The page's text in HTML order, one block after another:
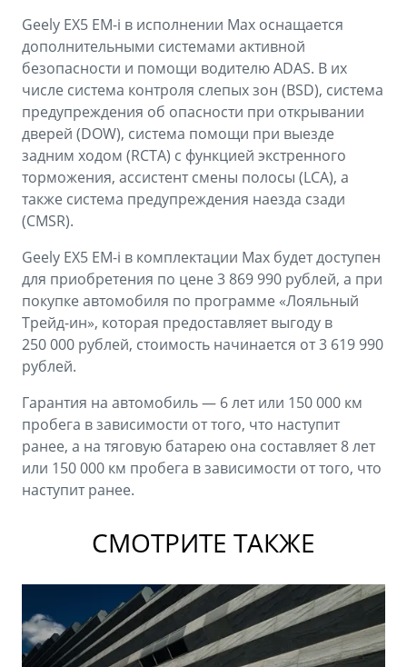
Geely EX5 EM-i в исполнении Max оснащается
дополнительными системами активной
безопасности и помощи водителю ADAS. В их
числе система контроля слепых зон (BSD), система
предупреждения об опасности при открывании
дверей (DOW), система помощи при выезде
задним ходом (RCTA) с функцией экстренного
торможения, ассистент смены полосы (LCA), а
также система предупреждения наезда сзади
(CMSR).
Geely EX5 EM-i в комплектации Max будет доступен
для приобретения по цене 3 869 990 рублей, а при
покупке автомобиля по программе «Лояльный
Трейд-ин», которая предоставляет выгоду в
250 000 рублей, стоимость начинается от 3 619 990
рублей.
Гарантия на автомобиль — 6 лет или 150 000 км
пробега в зависимости от того, что наступит
ранее, а на тяговую батарею она составляет 8 лет
или 150 000 км пробега в зависимости от того, что
наступит ранее.
СМОТРИТЕ ТАКЖЕ